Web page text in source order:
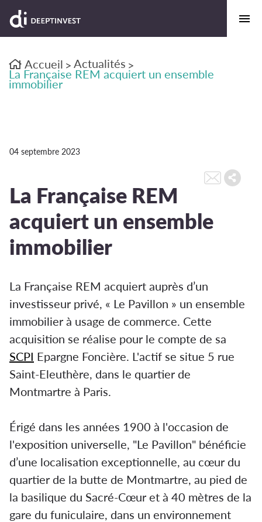
Accueil > Actualités >
La Française REM acquiert un ensemble
immobilier
04 septembre 2023
La Française REM
acquiert un ensemble
immobilier
La Française REM acquiert auprès d’un
investisseur privé, « Le Pavillon » un ensemble
immobilier à usage de commerce. Cette
acquisition se réalise pour le compte de sa
SCPI Epargne Foncière. L'actif se situe 5 rue
Saint-Eleuthère, dans le quartier de
Montmartre à Paris.
Érigé dans les années 1900 à l'occasion de
l'exposition universelle, "Le Pavillon" bénéficie
d’une localisation exceptionnelle, au cœur du
quartier de la butte de Montmartre, au pied de
la basilique du Sacré-Cœur et à 40 mètres de la
gare du funiculaire, dans un environnement